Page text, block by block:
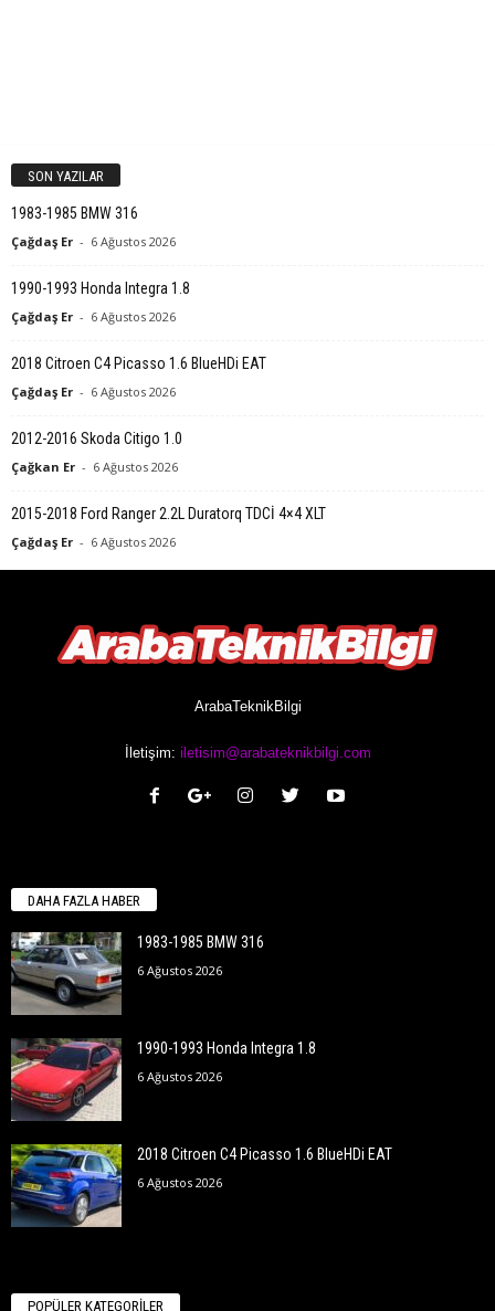
SON YAZILAR
1983-1985 BMW 316
Çağdaş Er - 6 Ağustos 2026
1990-1993 Honda Integra 1.8
Çağdaş Er - 6 Ağustos 2026
2018 Citroen C4 Picasso 1.6 BlueHDi EAT
Çağdaş Er - 6 Ağustos 2026
2012-2016 Skoda Citigo 1.0
Çağkan Er - 6 Ağustos 2026
2015-2018 Ford Ranger 2.2L Duratorq TDCİ 4×4 XLT
Çağdaş Er - 6 Ağustos 2026
ArabaTeknikBilgi
İletişim: iletisim@arabateknikbilgi.com
DAHA FAZLA HABER
1983-1985 BMW 316
6 Ağustos 2026
1990-1993 Honda Integra 1.8
6 Ağustos 2026
2018 Citroen C4 Picasso 1.6 BlueHDi EAT
6 Ağustos 2026
POPÜLER KATEGORİLER